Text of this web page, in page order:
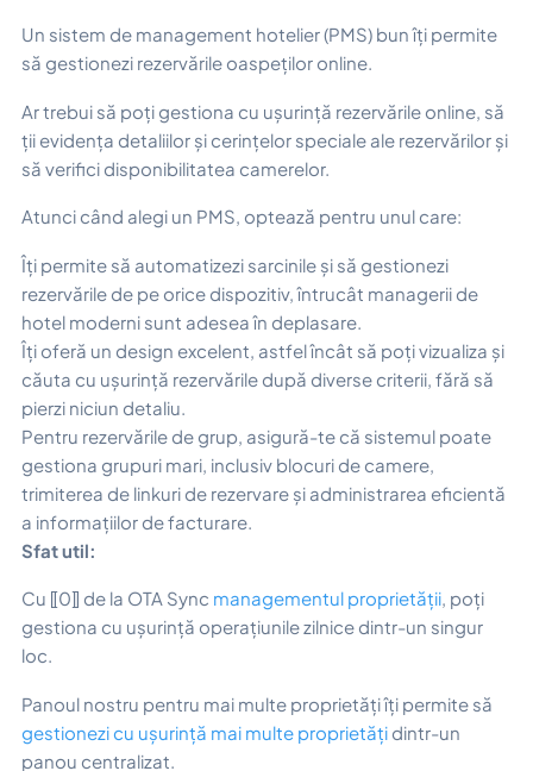
Un sistem de management hotelier (PMS) bun îți permite
să gestionezi rezervările oaspeților online.
Ar trebui să poți gestiona cu ușurință rezervările online, să
ții evidența detaliilor și cerințelor speciale ale rezervărilor și
să verifici disponibilitatea camerelor.
Atunci când alegi un PMS, optează pentru unul care:
Îți permite să automatizezi sarcinile și să gestionezi
rezervările de pe orice dispozitiv, întrucât managerii de
hotel moderni sunt adesea în deplasare.
Îți oferă un design excelent, astfel încât să poți vizualiza și
căuta cu ușurință rezervările după diverse criterii, fără să
pierzi niciun detaliu.
Pentru rezervările de grup, asigură-te că sistemul poate
gestiona grupuri mari, inclusiv blocuri de camere,
trimiterea de linkuri de rezervare și administrarea eficientă
a informațiilor de facturare.
Sfat util:
Cu ⟦0⟧ de la OTA Sync managementul proprietății, poți
gestiona cu ușurință operațiunile zilnice dintr-un singur
loc.
Panoul nostru pentru mai multe proprietăți îți permite să
gestionezi cu ușurință mai multe proprietăți dintr-un
panou centralizat.